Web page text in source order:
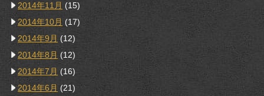
2014年11月 (15)
2014年10月 (17)
2014年9月 (12)
2014年8月 (12)
2014年7月 (16)
2014年6月 (21)